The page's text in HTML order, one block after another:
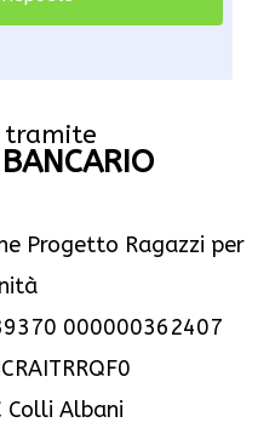
tramite
Progetto Ragazzi per
000000362407
Colli Albani